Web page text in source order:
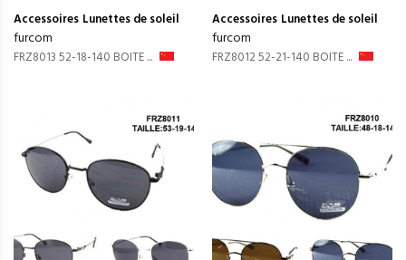
Accessoires Lunettes de soleil
furcom
FRZ8013 52-18-140 BOITE ...
Accessoires Lunettes de soleil
furcom
FRZ8012 52-21-140 BOITE ...